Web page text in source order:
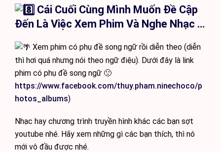
Cái Cuối Cùng Mình Muốn Đề Cập
Đến Là Việc Xem Phim Và Nghe Nhạc …
Xem phim có phụ đề song ngữ rồi diễn theo (diễn
thì hơi quá nhưng nói theo ngữ điệu). Dưới đây là link
phim có phụ đề song ngữ 🙁
https://www.facebook.com/thuy.pham.ninechoco/p
hotos_albums)
Nhạc hay chương trình truyền hình khác các bạn sợt
youtube nhé. Hãy xem những gì các bạn thích, thì nó
mới vô đầu được nhé.